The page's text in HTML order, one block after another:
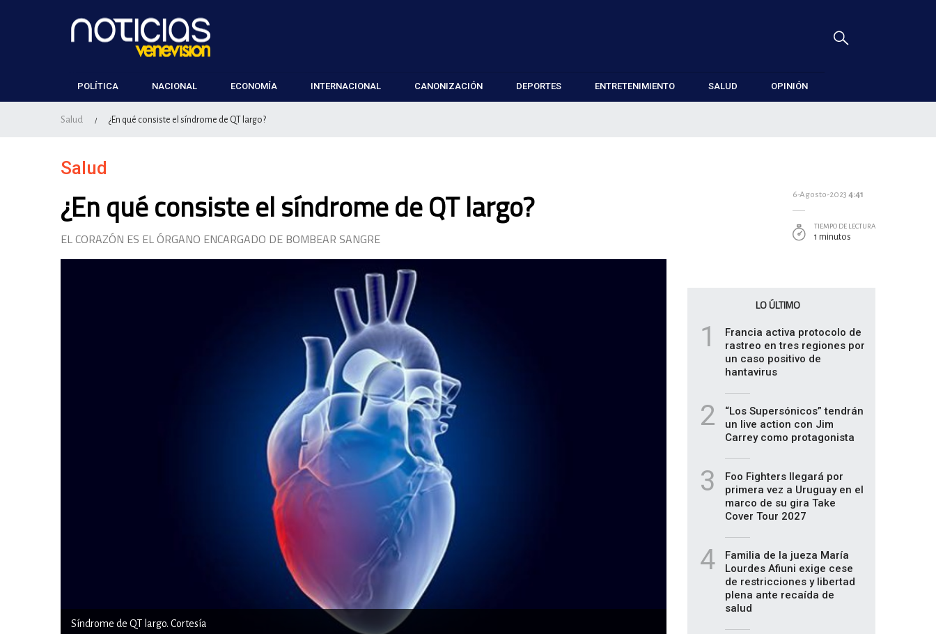
POLÍTICA NACIONAL ECONOMÍA INTERNACIONAL CANONIZACIÓN DEPORTES ENTRETENIMIENTO SALUD OPINIÓN
Salud / ¿En qué consiste el síndrome de QT largo?
Salud
¿En qué consiste el síndrome de QT largo?
EL CORAZÓN ES EL ÓRGANO ENCARGADO DE BOMBEAR SANGRE
Síndrome de QT largo. Cortesía
6-Agosto-2023 4:41
TIEMPO DE LECTURA
1 minutos
LO ÚLTIMO
1
Francia activa protocolo de
rastreo en tres regiones por
un caso positivo de
hantavirus
2
“Los Supersónicos” tendrán
un live action con Jim
Carrey como protagonista
3
Foo Fighters llegará por
primera vez a Uruguay en el
marco de su gira Take
Cover Tour 2027
4
Familia de la jueza María
Lourdes Afiuni exige cese
de restricciones y libertad
plena ante recaída de
salud